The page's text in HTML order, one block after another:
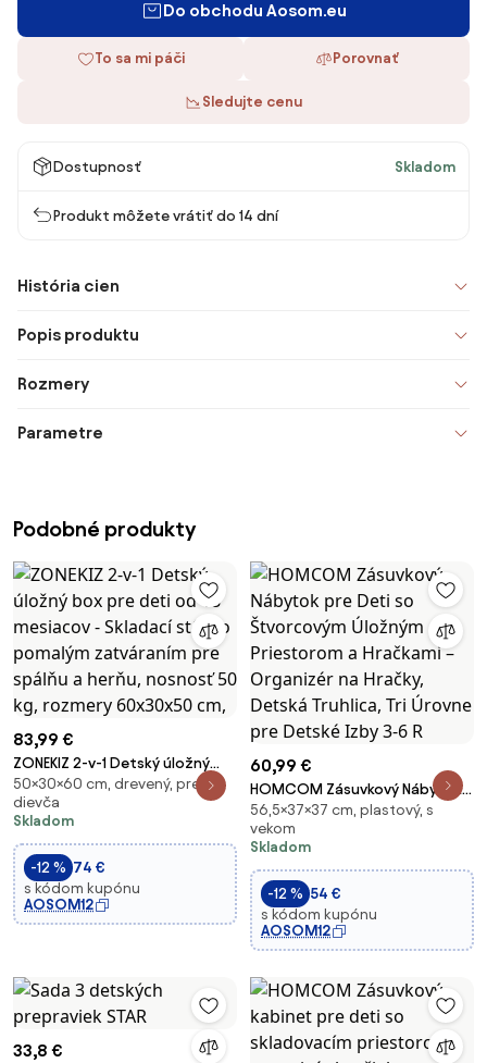
Do obchodu Aosom.eu
To sa mi páči Porovnať
Sledujte cenu
Dostupnosť Skladom
Produkt môžete vrátiť do 14 dní
História cien
Popis produktu
Rozmery
Parametre
Podobné produkty
83,99 €
ZONEKIZ 2-v-1 Detský úložný
box pre deti od 18 mesiacov -
Skladací stôl so pomalým
zatváraním pre spálňu a herňu,
nosnosť 50 kg, rozmery
60x30x50 cm,
50×30×60 cm, drevený, pre
dievča
Skladom
-12 % 74 €
s kódom kupónu
AOSOM12
60,99 €
HOMCOM Zásuvkový Nábytok
pre Deti so Štvorcovým
Úložným Priestorom a Hračkami
– Organizér na Hračky, Detská
Truhlica, Tri Úrovne pre Detské
Izby 3-6 R
56,5×37×37 cm, plastový, s
vekom
Skladom
-12 % 54 €
s kódom kupónu
AOSOM12
33,8 €